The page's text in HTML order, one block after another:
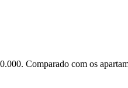
Comparado com os